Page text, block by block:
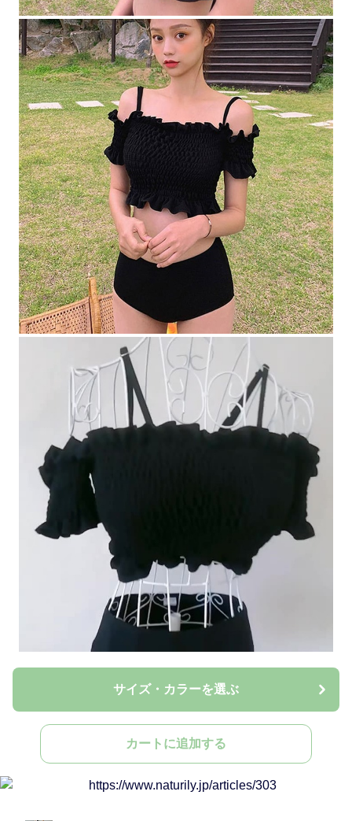
サイズ・カラーを選ぶ
カートに追加する